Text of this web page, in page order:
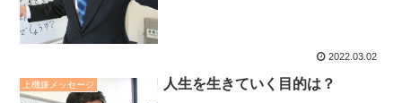
2022.03.02
上機嫌メッセージ 人生を生きていく目的は？